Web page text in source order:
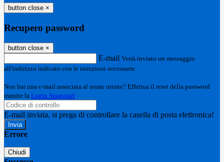
button close ×
Recupero password
button close ×
E-mail Verrà inviato un messaggio
all'indirizzo indicato con le istruzioni necessarie.
Non hai una e-mail associata al nome utente? Effettua il reset della password
tramite la Login Spaggiari
E-mail inviata, si prega di controllare la casella di posta elettronica!
Errore
Chiudi